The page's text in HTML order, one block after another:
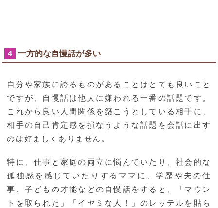
4 一方的な自慢話が多い
自分や家族に誇るものがあることはとても良いこと
ですが、自慢話は他人に嫌われる一番の話題です。
これから良い人間関係を築こうとしている相手に、
相手の自己肯定感を損なうような話題を会話に出す
のは好ましくありません。
特に、仕事と家庭の両立に悩んでいたり、社会的な
孤独感を感じていたりするママに、学歴や夫の仕
事、子どもの才能などの自慢話をすると、「マウン
トを取られた」「イヤミな人！」のレッテルを貼ら